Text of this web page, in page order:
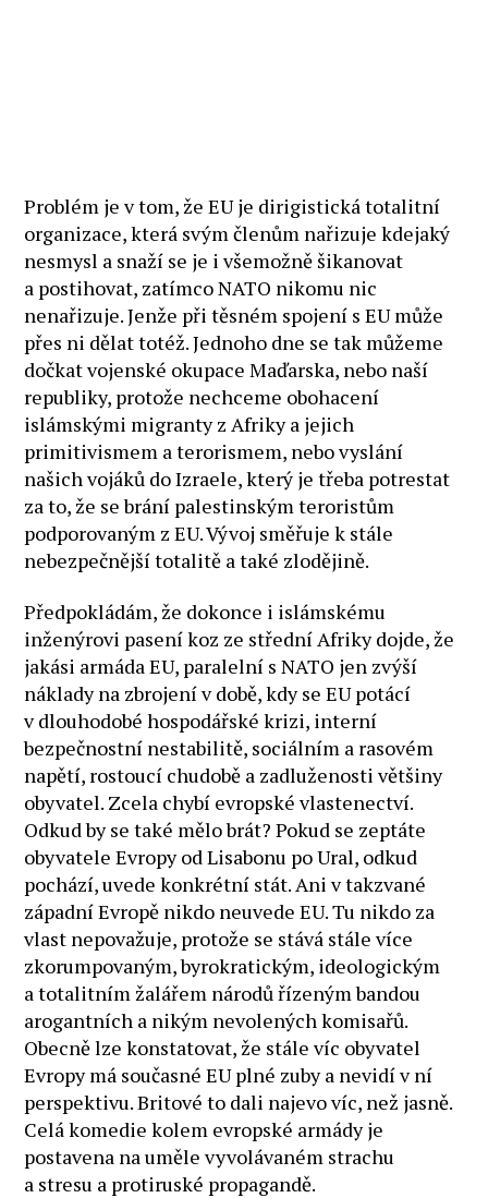
Problém je v tom, že EU je dirigistická totalitní
organizace, která svým členům nařizuje kdejaký
nesmysl a snaží se je i všemožně šikanovat
a postihovat, zatímco NATO nikomu nic
nenařizuje. Jenže při těsném spojení s EU může
přes ni dělat totéž. Jednoho dne se tak můžeme
dočkat vojenské okupace Maďarska, nebo naší
republiky, protože nechceme obohacení
islámskými migranty z Afriky a jejich
primitivismem a terorismem, nebo vyslání
našich vojáků do Izraele, který je třeba potrestat
za to, že se brání palestinským teroristům
podporovaným z EU. Vývoj směřuje k stále
nebezpečnější totalitě a také zlodějině.
Předpokládám, že dokonce i islámskému
inženýrovi pasení koz ze střední Afriky dojde, že
jakási armáda EU, paralelní s NATO jen zvýší
náklady na zbrojení v době, kdy se EU potácí
v dlouhodobé hospodářské krizi, interní
bezpečnostní nestabilitě, sociálním a rasovém
napětí, rostoucí chudobě a zadluženosti většiny
obyvatel. Zcela chybí evropské vlastenectví.
Odkud by se také mělo brát? Pokud se zeptáte
obyvatele Evropy od Lisabonu po Ural, odkud
pochází, uvede konkrétní stát. Ani v takzvané
západní Evropě nikdo neuvede EU. Tu nikdo za
vlast nepovažuje, protože se stává stále více
zkorumpovaným, byrokratickým, ideologickým
a totalitním žalářem národů řízeným bandou
arogantních a nikým nevolených komisařů.
Obecně lze konstatovat, že stále víc obyvatel
Evropy má současné EU plné zuby a nevidí v ní
perspektivu. Britové to dali najevo víc, než jasně.
Celá komedie kolem evropské armády je
postavena na uměle vyvolávaném strachu
a stresu a protiruské propagandě.